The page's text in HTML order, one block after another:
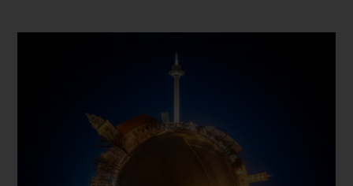
Dieses Produkt weist mehrere Varianten auf. Die Optionen können auf der Produktseite gewählt werden